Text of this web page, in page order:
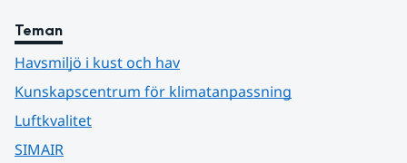
Teman
Havsmiljö i kust och hav
Kunskapscentrum för klimatanpassning
Luftkvalitet
SIMAIR